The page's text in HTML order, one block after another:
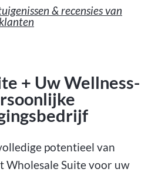
& recensies van
klanten
+ Uw Wellness-
potentieel van
Wholesale Suite voor uw